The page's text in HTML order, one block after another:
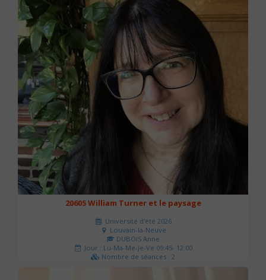
20605 William Turner et le paysage
Université d'été 2026
Louvain-la-Neuve
DUBOIS Anne
Jour : Lu-Ma-Me-Je-Ve 09:45- 12:00
Nombre de séances : 2